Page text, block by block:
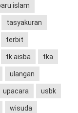
islam
tasyakuran
terbit
tk aisba tka
ulangan
upacara usbk
wisuda